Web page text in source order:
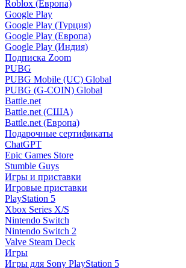
Roblox (Европа)
Google Play
Google Play (Турция)
Google Play (Европа)
Google Play (Индия)
Подписка Zoom
PUBG
PUBG Mobile (UC) Global
PUBG (G-COIN) Global
Battle.net
Battle.net (США)
Battle.net (Европа)
Подарочные сертификаты
ChatGPT
Epic Games Store
Stumble Guys
Игры и приставки
Игровые приставки
PlayStation 5
Xbox Series X/S
Nintendo Switch
Nintendo Switch 2
Valve Steam Deck
Игры
Игры для Sony PlayStation 5